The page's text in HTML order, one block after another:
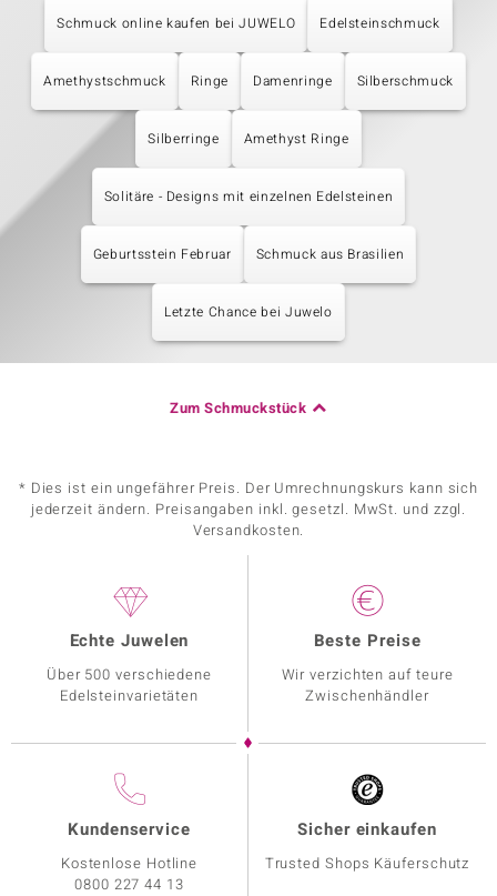
Schmuck online kaufen bei JUWELO Edelsteinschmuck
Amethystschmuck Ringe Damenringe Silberschmuck
Silberringe Amethyst Ringe
Solitäre - Designs mit einzelnen Edelsteinen
Geburtsstein Februar Schmuck aus Brasilien
Letzte Chance bei Juwelo
Zum Schmuckstück
* Dies ist ein ungefährer Preis. Der Umrechnungskurs kann sich
jederzeit ändern. Preisangaben inkl. gesetzl. MwSt. und zzgl.
Versandkosten.
Echte Juwelen
Über 500 verschiedene
Edelsteinvarietäten
Beste Preise
Wir verzichten auf teure
Zwischenhändler
Kundenservice
Kostenlose Hotline
0800 227 44 13
Sicher einkaufen
Trusted Shops Käuferschutz